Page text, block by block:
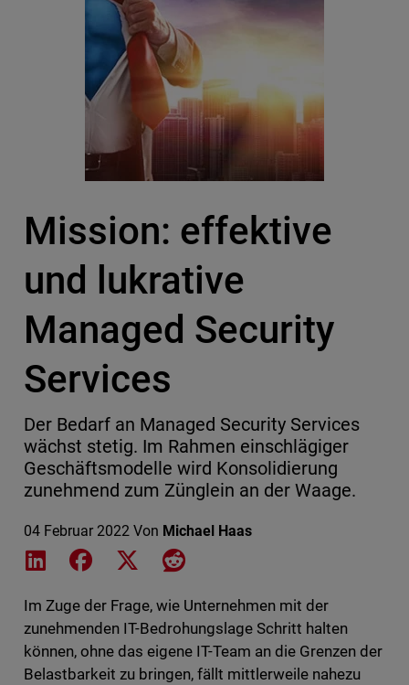
Mission: effektive
und lukrative
Managed Security
Services
Der Bedarf an Managed Security Services
wächst stetig. Im Rahmen einschlägiger
Geschäftsmodelle wird Konsolidierung
zunehmend zum Zünglein an der Waage.
04 Februar 2022 Von Michael Haas
Share on LinkedIn
Share on Facebook
Share on XShare on Reddit
Im Zuge der Frage, wie Unternehmen mit der
zunehmenden IT-Bedrohungslage Schritt halten
können, ohne das eigene IT-Team an die Grenzen der
Belastbarkeit zu bringen, fällt mittlerweile nahezu